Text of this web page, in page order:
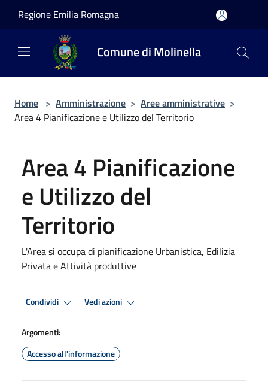
Regione Emilia Romagna
Comune di Molinella
Home > Amministrazione > Aree amministrative >
Area 4 Pianificazione e Utilizzo del Territorio
Area 4 Pianificazione
e Utilizzo del
Territorio
L'Area si occupa di pianificazione Urbanistica, Edilizia
Privata e Attività produttive
Condividi Vedi azioni
Argomenti:
Accesso all'informazione